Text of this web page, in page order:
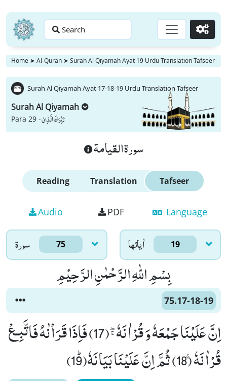
Search Go
Home ➤ Al-Quran ➤ Surah Al Qiyamah Ayat 19 Urdu Translation Tafseer
Surah Al Qiyamah Ayat 17-18-19 Urdu Translation Tafseer
Surah Al Qiyamah
Para 29 -تَبٰرَكَ الَّذِیْ
سورة القيامة
Reading Translation Tafseer
Audio PDF Language
سورۃ 75 اٰياتها 19
بِسْمِ اللّٰهِ الرَّحْمٰنِ الرَّحِیْمِ
75.17-18-19
اِنَّ عَلَیْنَا جَمْعَهٗ وَ قُرْاٰنَهٗﭕ(17) فَاِذَا قَرَاْنٰهُ فَاتَّبِـعْ
قُرْاٰنَهٗۚ (18) ثُمَّ اِنَّ عَلَیْنَا بَیَانَهٗﭤ(19)